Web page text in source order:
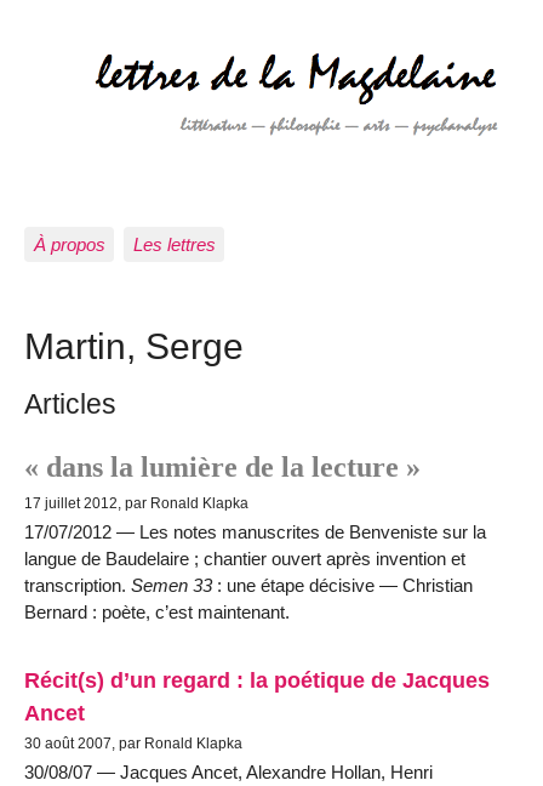
À propos Les lettres
Martin, Serge
Articles
« dans la lumière de la lecture »
17 juillet 2012, par Ronald Klapka
17/07/2012 — Les notes manuscrites de Benveniste sur la
langue de Baudelaire ; chantier ouvert après invention et
transcription. Semen 33: une étape décisive — Christian
Bernard : poète, c’est maintenant.
Récit(s) d’un regard : la poétique de Jacques
Ancet
30 août 2007, par Ronald Klapka
30/08/07 — Jacques Ancet, Alexandre Hollan, Henri